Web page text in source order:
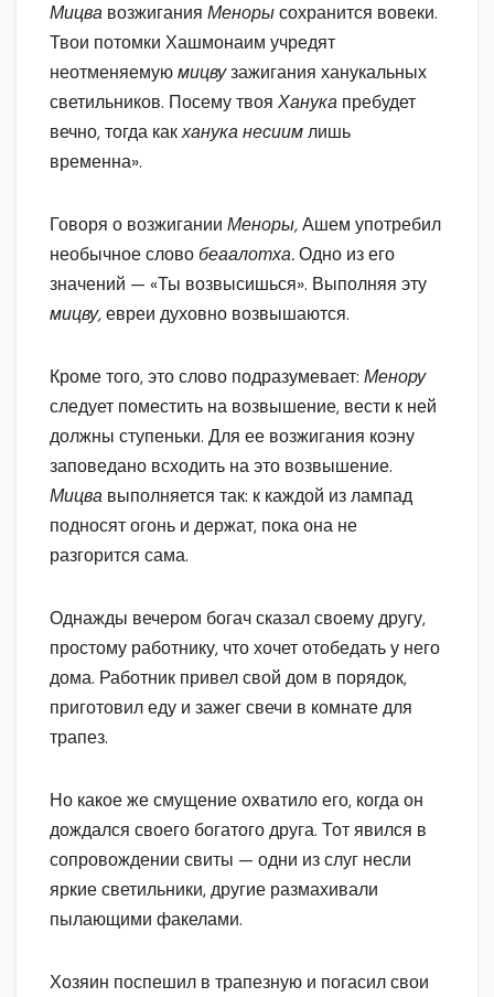
Мицва возжигания Менорысохранится вовеки.
Твои потомки Хашмонаим учредят
неотменяемуюмицвузажигания ханукальных
светильников. Посему твоя Ханука пребудет
вечно, тогда какханука несиимлишь
временна».
Говоря о возжигании Меноры,Ашем употребил
необычное словобеаалотха.Одно из его
значений — «Ты возвысишься». Выполняя эту
мицву,евреи духовно возвышаются.
Кроме того, это слово подразумевает: Менору
следует поместить на возвышение, вести к ней
должны ступеньки. Для ее возжигания коэну
заповедано всходить на это возвышение.
Мицва выполняется так: к каждой из лампад
подносят огонь и держат, пока она не
разгорится сама.
Однажды вечером богач сказал своему другу,
простому работнику, что хочет отобедать у него
дома. Работник привел свой дом в порядок,
приготовил еду и зажег свечи в комнате для
трапез.
Но какое же смущение охватило его, когда он
дождался своего богатого друга. Тот явился в
сопровождении свиты — одни из слуг несли
яркие светильники, другие размахивали
пылающими факелами.
Хозяин поспешил в трапезную и погасил свои